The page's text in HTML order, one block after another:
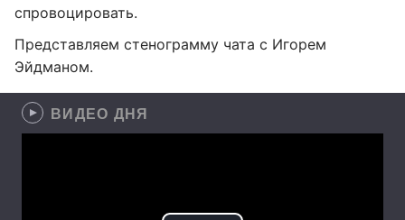
спровоцировать.
Представляем стенограмму чата с Игорем
Эйдманом.
ВИДЕО ДНЯ